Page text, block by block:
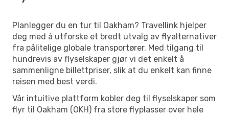
Planlegger du en tur til Oakham? Travellink hjelper
deg med å utforske et bredt utvalg av flyalternativer
fra pålitelige globale transportører. Med tilgang til
hundrevis av flyselskaper gjør vi det enkelt å
sammenligne billettpriser, slik at du enkelt kan finne
reisen med best verdi.
Vår intuitive plattform kobler deg til flyselskaper som
flyr til Oakham (OKH) fra store flyplasser over hele